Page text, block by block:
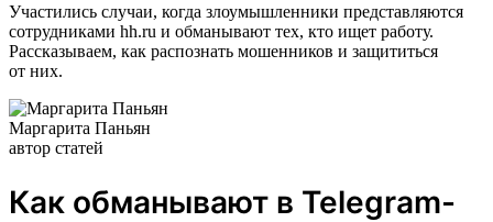
Участились случаи, когда злоумышленники представляются
сотрудниками hh.ru и обманывают тех, кто ищет работу.
Рассказываем, как распознать мошенников и защититься
от них.
Маргарита Паньян
автор статей
Как обманывают в Telegram-